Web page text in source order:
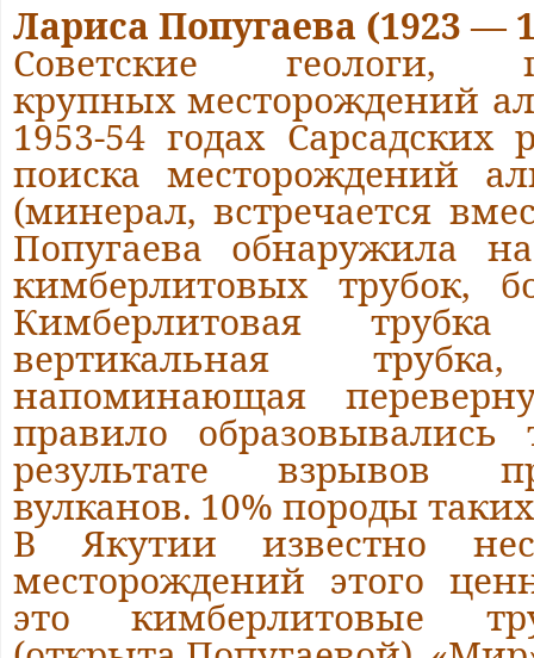
Лариса Попугаева (1923 —
Советские геологи,
крупных месторождений
1953-54 годах Сарсадских
поиска месторождений
(минерал, встречается
Попугаева обнаружила
кимберлитовых трубок,
Кимберлитовая
вертикальная
напоминающая
правило
результате взрывов
вулканов. 10% породы
В Якутии известно
месторождений этого
это кимберлитовые